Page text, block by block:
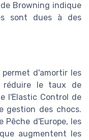
Browning indique
sont dues à des
d'amortir les
réduire le taux de
l'Elastic Control de
gestion des chocs.
Pêche d'Europe, les
augmentent les